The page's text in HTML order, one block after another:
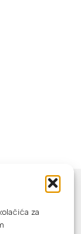
za
platiti: